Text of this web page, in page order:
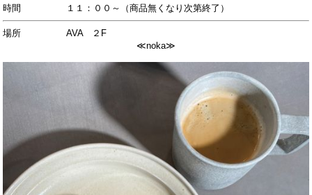
時間 １１：００～（商品無くなり次第終了）
場所 AVA ２F
≪noka≫